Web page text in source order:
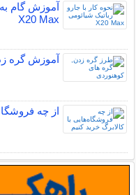
آموزش گام
X20 Max
آموزش گره
از چه